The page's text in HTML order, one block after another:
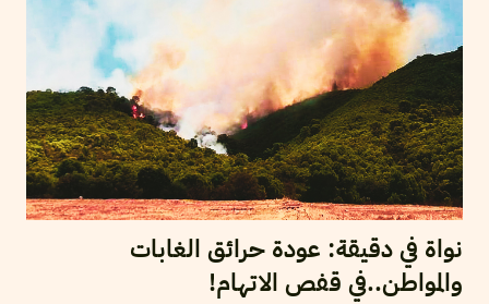
نواة في دقيقة: عودة حرائق الغابات
والمواطن..في قفص الاتهام!